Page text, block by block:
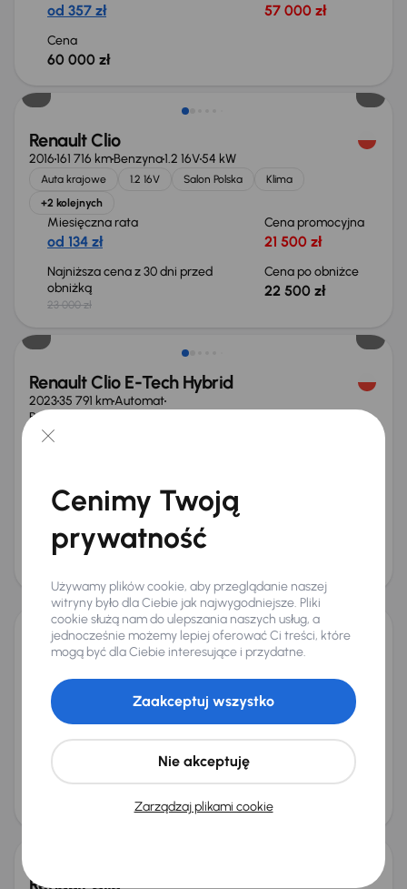
od 357 zł 57 000 zł
Cena
60 000 zł
Taniej o 500 zł
Renault Clio
2016161 716 kmBenzyna1.2 16V54 kW
Auta krajowe 1.2 16V Salon Polska
Klima
+2 kolejnych
Miesięczna rata
od 134 zł
Cena promocyjna
21 500 zł
Najniższa cena z 30 dni przed
obniżką
23 000 zł
Cena po obniżce
22 500 zł
Możliwość odliczenia VAT
Renault Clio E-Tech Hybrid
202335 791 kmAutomat
Benzyna Full-Hybrid EV (FHEV) (Full-Hybrid)
103 kW
Miesięczna rata
od 446 zł
Cena
Od nowego taniej o 33 999 zł
Renault Clio
Książka serwisowa Auta krajowe 1.0 TCe
Salon Polska
+6 kolejnych
Miesięczna rata
od 381 zł
Cena promocyjna
Cena
Taniej o 1 000 zł
Renault Clio
Cenimy Twoją
prywatność
Używamy plików cookie, aby przeglądanie naszej
witryny było dla Ciebie jak najwygodniejsze. Pliki
cookie służą nam do ulepszania naszych usług, a
jednocześnie możemy lepiej oferować Ci treści, które
mogą być dla Ciebie interesujące i przydatne.
Zarządzaj plikami cookie
Nie akceptuję
Zaakceptuj wszystko